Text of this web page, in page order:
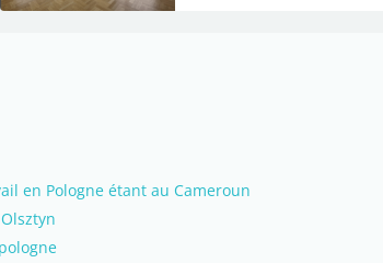
en Pologne étant au Cameroun